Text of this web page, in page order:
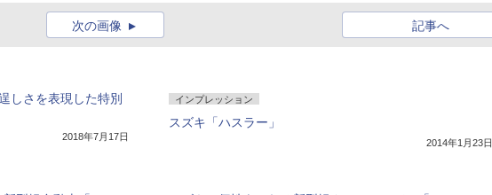
記事へ
次の画像
しさを表現した特別
2018年7月17日
インプレッション
スズキ「ハスラー」
2014年1月23日